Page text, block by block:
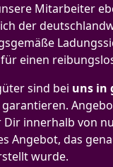
Mitarbeiter
der
einen
sind bei uns in
innerhalb von
Angebot, das
wurde.